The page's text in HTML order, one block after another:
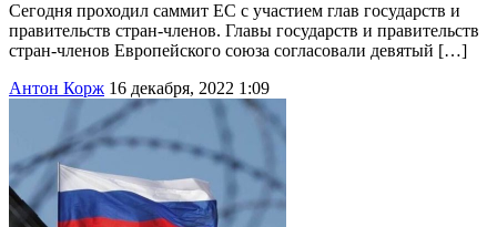
Сегодня проходил саммит ЕС с участием глав государств и
правительств стран-членов. Главы государств и правительств
стран-членов Европейского союза согласовали девятый […]
Антон Корж 16 декабря, 2022 1:09